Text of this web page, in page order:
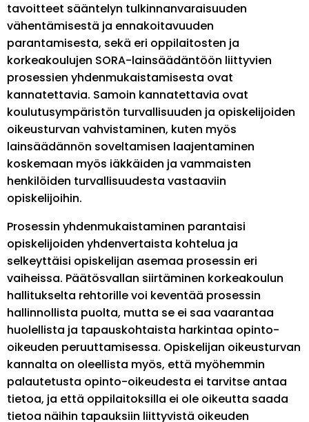
tavoitteet sääntelyn tulkinnanvaraisuuden
vähentämisestä ja ennakoitavuuden
parantamisesta, sekä eri oppilaitosten ja
korkeakoulujen SORA-lainsäädäntöön liittyvien
prosessien yhdenmukaistamisesta ovat
kannatettavia. Samoin kannatettavia ovat
koulutusympäristön turvallisuuden ja opiskelijoiden
oikeusturvan vahvistaminen, kuten myös
lainsäädännön soveltamisen laajentaminen
koskemaan myös iäkkäiden ja vammaisten
henkilöiden turvallisuudesta vastaaviin
opiskelijoihin.
Prosessin yhdenmukaistaminen parantaisi
opiskelijoiden yhdenvertaista kohtelua ja
selkeyttäisi opiskelijan asemaa prosessin eri
vaiheissa. Päätösvallan siirtäminen korkeakoulun
hallitukselta rehtorille voi keventää prosessin
hallinnollista puolta, mutta se ei saa vaarantaa
huolellista ja tapauskohtaista harkintaa opinto-
oikeuden peruuttamisessa. Opiskelijan oikeusturvan
kannalta on oleellista myös, että myöhemmin
palautetusta opinto-oikeudesta ei tarvitse antaa
tietoa, ja että oppilaitoksilla ei ole oikeutta saada
tietoa näihin tapauksiin liittyvistä oikeuden